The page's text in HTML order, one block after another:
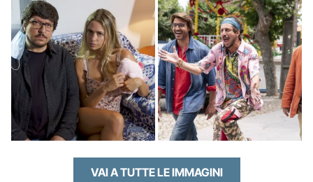
VAI A TUTTE LE IMMAGINI